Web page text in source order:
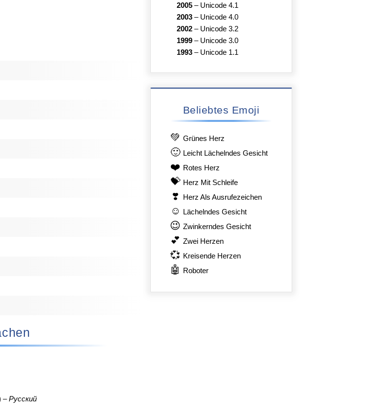
–Русский
2005 – Unicode 4.1
2003 – Unicode 4.0
2002 – Unicode 3.2
1999 – Unicode 3.0
1993 – Unicode 1.1
Beliebtes Emoji
💚 Grünes Herz
🙂 Leicht Lächelndes Gesicht
❤️ Rotes Herz
💝 Herz Mit Schleife
❣️ Herz Als Ausrufezeichen
☺️ Lächelndes Gesicht
😉 Zwinkerndes Gesicht
💕 Zwei Herzen
💞 Kreisende Herzen
🤖 Roboter